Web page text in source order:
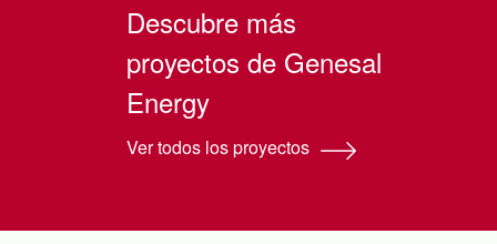
Descubre más
proyectos de Genesal
Energy
Ver todos los proyectos